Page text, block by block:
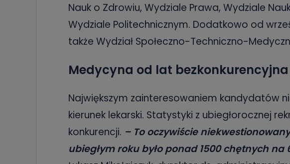
Nauk o Zdrowiu, Wydziale Prawa, Wydziale
Wydziale Politechnicznym. Dodatkowo od
także Wydział Społeczno-Techniczno-
Medycyna od lat bezkonkurencyjna
Największym zainteresowaniem kandydatów
kierunek lekarski. Statystyki z ubiegłorocznej
konkurencji. – To oczywiście
ubiegłym roku było ponad 1500 chętnych na